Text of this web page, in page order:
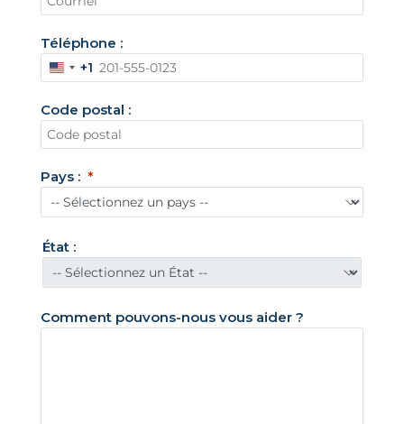
Téléphone :
É
a
t
-
U
i
s
1
+1
Code postal :
Pays :
État :
Comment pouvons-nous vous aider ?